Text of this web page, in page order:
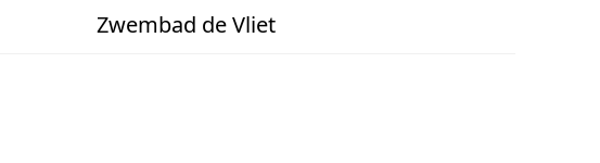
Zwembad de Vliet